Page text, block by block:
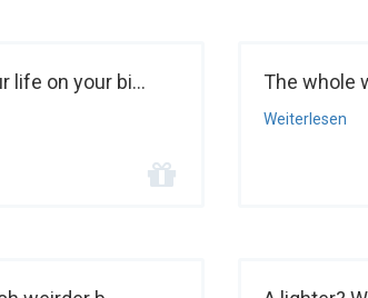
life on your bi... The whole
Weiterlesen